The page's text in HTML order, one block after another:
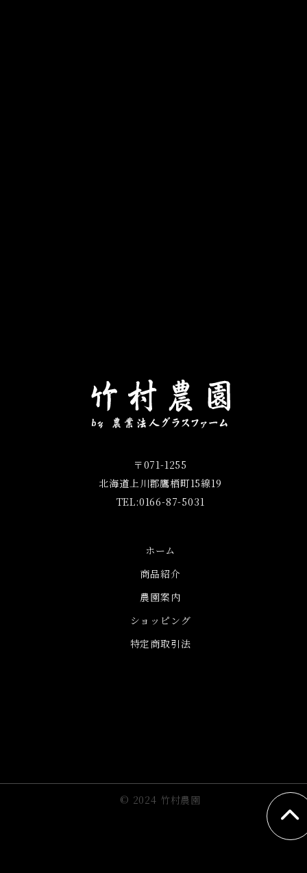
〒071-1255
北海道上川郡鷹栖町15線19
TEL:0166-87-5031
ホーム
商品紹介
農園案内
ショッピング
特定商取引法
© 2024 竹村農園